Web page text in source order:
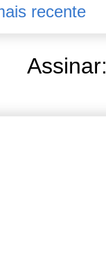
recente
Assinar: